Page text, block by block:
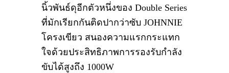
นิ้วพันธ์ดุอีกตัวหนึ่งของ Double Series
ที่มักเรียกกันติดปากว่าซับ JOHNNIE
โครงเขียว สนองความแรกกระแทก
ใจด้วยประสิทธิภาพการรองรับกำลัง
ขับได้สูงถึง 1000W